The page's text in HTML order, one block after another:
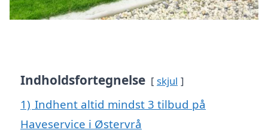
Indholdsfortegnelse skjul
1) Indhent altid mindst 3 tilbud på
Haveservice i Østervrå